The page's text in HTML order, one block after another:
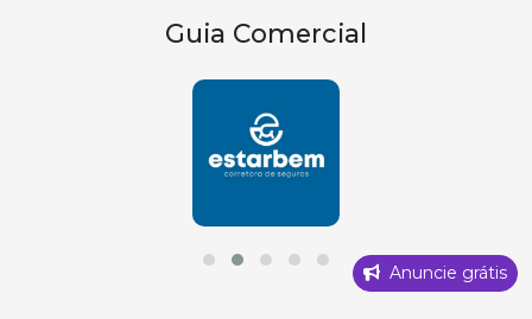
Guia Comercial
Anuncie grátis